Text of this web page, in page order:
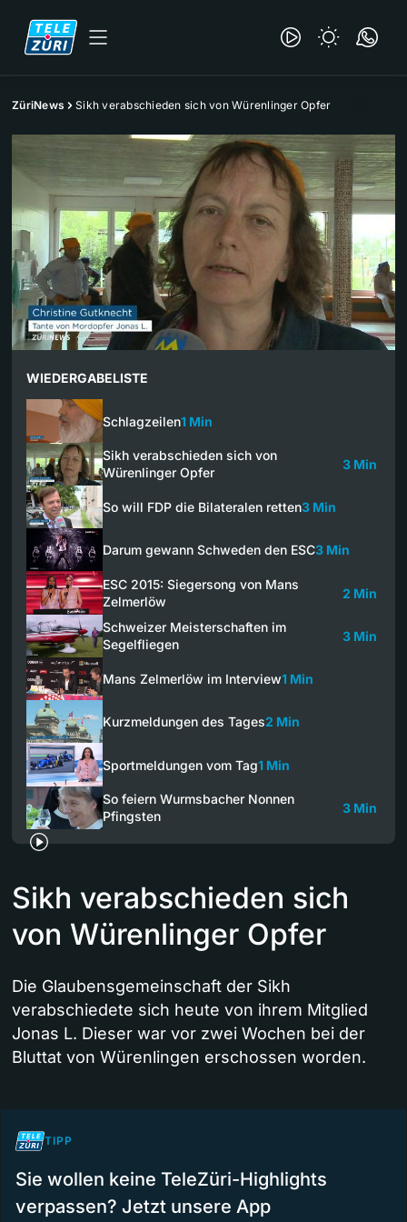
ZüriNews Sikh verabschieden sich von Würenlinger Opfer
WIEDERGABELISTE
Schlagzeilen1 Min
Sikh verabschieden sich von
Würenlinger Opfer
3 Min
So will FDP die Bilateralen retten3 Min
Darum gewann Schweden den ESC3 Min
ESC 2015: Siegersong von Mans
Zelmerlöw
2 Min
Schweizer Meisterschaften im
Segelfliegen
3 Min
Mans Zelmerlöw im Interview1 Min
Kurzmeldungen des Tages2 Min
Sportmeldungen vom Tag1 Min
So feiern Wurmsbacher Nonnen
Pfingsten
3 Min
Sikh verabschieden sich
von Würenlinger Opfer
Die Glaubensgemeinschaft der Sikh
verabschiedete sich heute von ihrem Mitglied
Jonas L. Dieser war vor zwei Wochen bei der
Bluttat von Würenlingen erschossen worden.
TIPP
Sie wollen keine TeleZüri-Highlights
verpassen? Jetzt unsere App